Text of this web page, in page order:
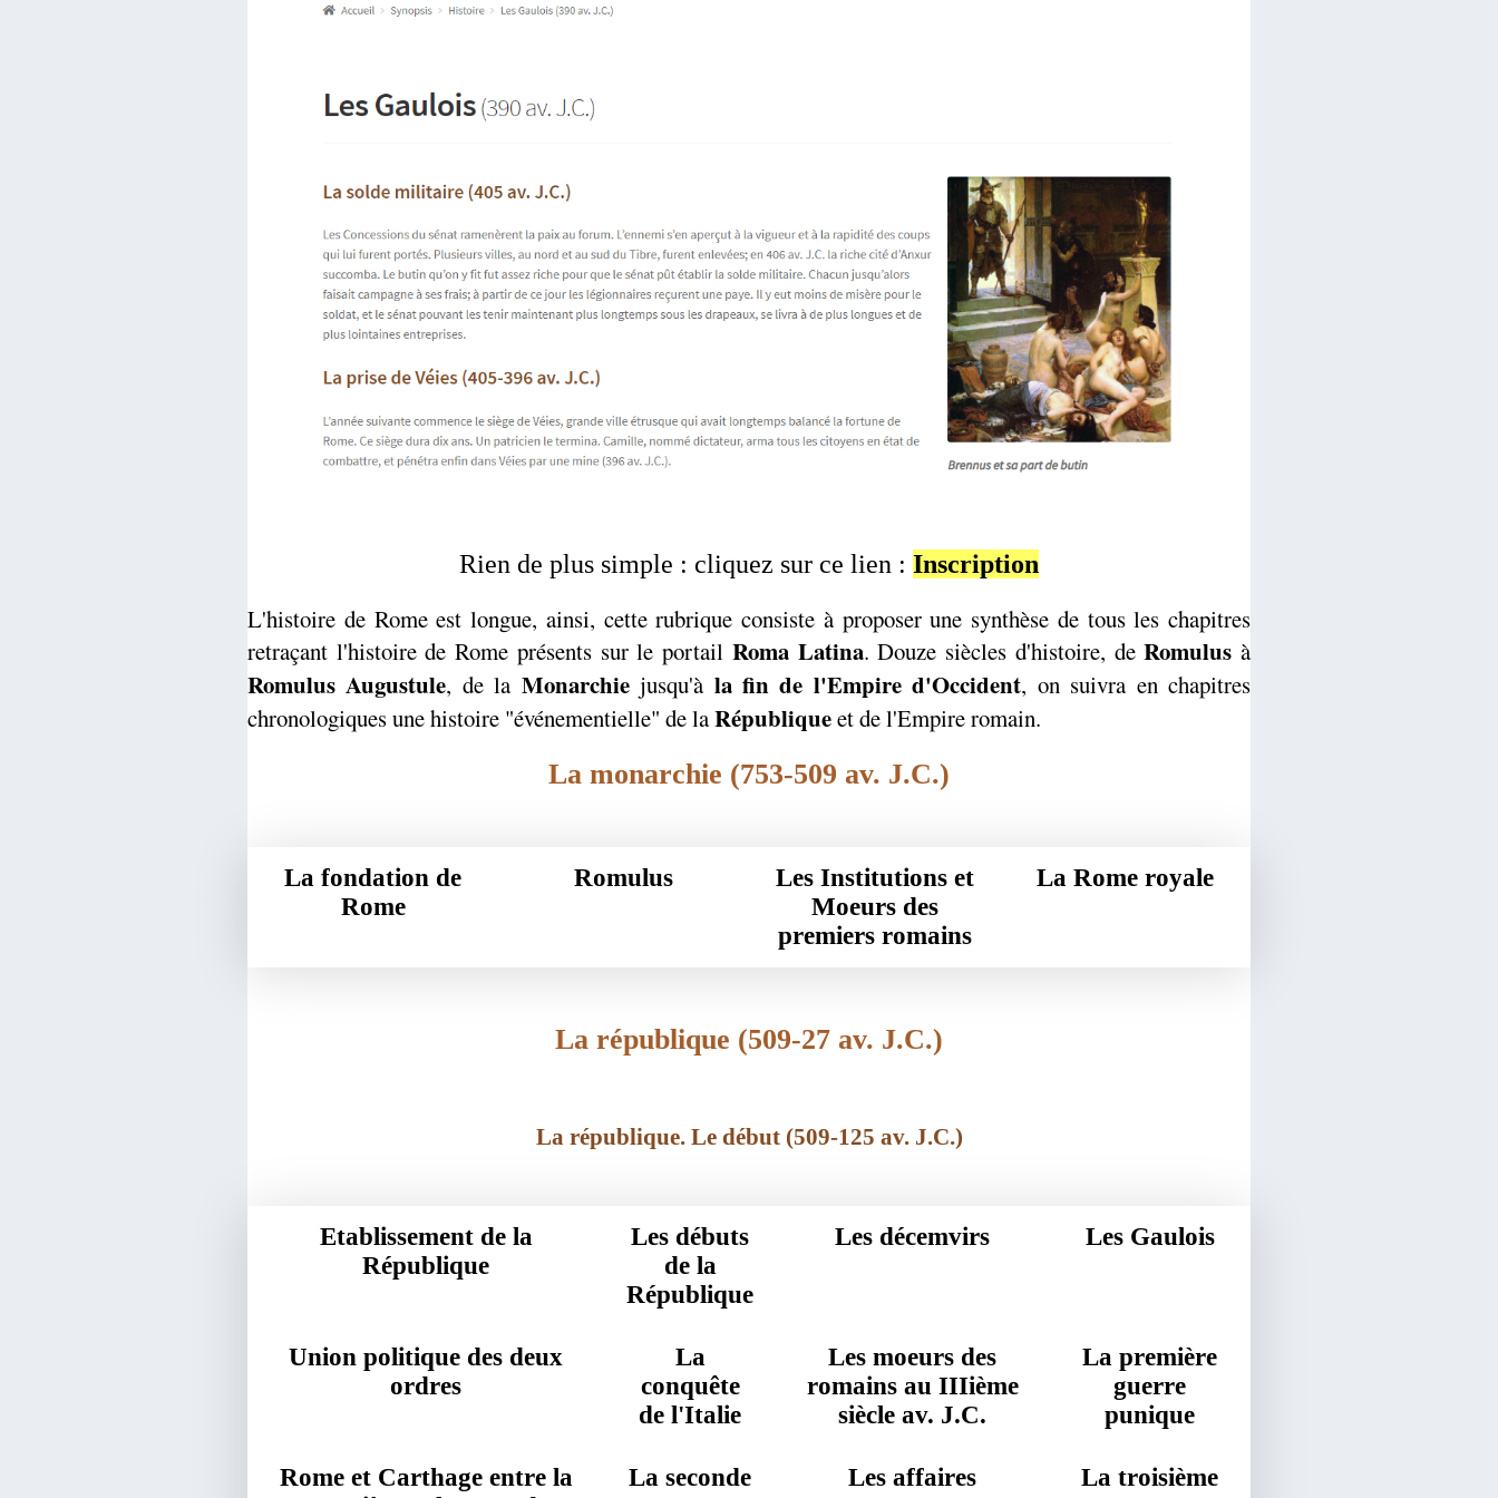
Rien de plus simple : cliquez sur ce lien : Inscription
L'histoire de Rome est longue, ainsi, cette rubrique consiste à proposer une synthèse de tous les chapitres
retraçant l'histoire de Rome présents sur le portail Roma Latina. Douze siècles d'histoire, deRomulus à
Romulus Augustule, de la Monarchiejusqu'à la fin de l'Empire d'Occident, on suivra en chapitres
chronologiques une histoire "événementielle" de laRépubliqueet de l'Empire romain.
La monarchie (753-509 av. J.C.)
La fondation de
Rome
Romulus
Les Institutions et
Moeurs des
premiers romains
La Rome royale
La république (509-27 av. J.C.)
La république. Le début (509-125 av. J.C.)
Etablissement de la
République
Les débuts
de la
République
Les décemvirs Les Gaulois
Union politique des deux
ordres
La
conquête
de l'Italie
Les moeurs des
romains au IIIième
siècle av. J.C.
La première
guerre
punique
Rome et Carthage entre la
La seconde
Les affaires
La troisième